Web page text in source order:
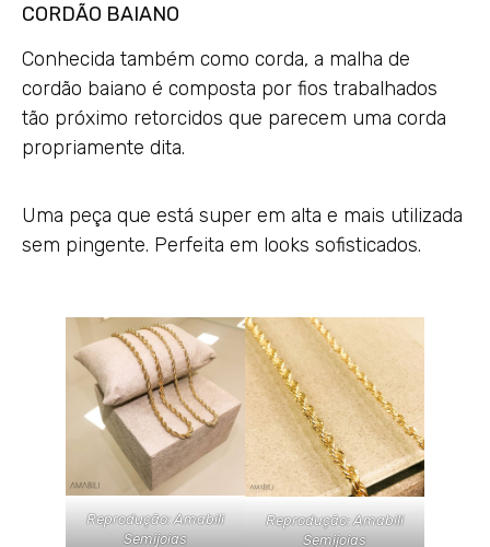
CORDÃO BAIANO
Conhecida também como corda, a malha de
cordão baiano é composta por fios trabalhados
tão próximo retorcidos que parecem uma corda
propriamente dita.
Uma peça que está super em alta e mais utilizada
sem pingente. Perfeita em looks sofisticados.
Reprodução: Amabili
Semijoias
Reprodução: Amabili
Semijoias